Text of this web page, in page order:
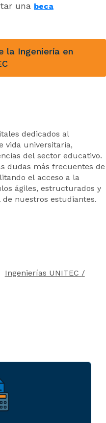
una beca
la Ingeniería en
dedicados al
vida universitaria,
del sector educativo.
dudas más frecuentes de
el acceso a la
ágiles, estructurados y
nuestros estudiantes.
Ingenierías UNITEC